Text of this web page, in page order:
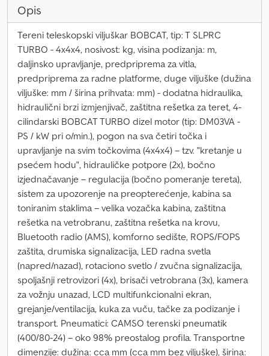
Opis
Tereni teleskopski viljuškar BOBCAT, tip: T SLPRC
TURBO - 4x4x4, nosivost: kg, visina podizanja: m,
daljinsko upravljanje, predpriprema za vitla,
predpriprema za radne platforme, duge viljuške (dužina
viljuške: mm / širina prihvata: mm) - dodatna hidraulika,
hidraulični brzi izmjenjivač, zaštitna rešetka za teret, 4-
cilindarski BOBCAT TURBO dizel motor (tip: DM03VA -
PS / kW pri o/min.), pogon na sva četiri točka i
upravljanje na svim točkovima (4x4x4) – tzv. "kretanje u
psećem hodu", hidrauličke potpore (2x), bočno
izjednačavanje – regulacija (bočno pomeranje tereta),
sistem za upozorenje na preopterećenje, kabina sa
toniranim staklima – velika vozačka kabina, zaštitna
rešetka na vetrobranu, zaštitna rešetka na krovu,
Bluetooth radio (AMS), komforno sedište, ROPS/FOPS
zaštita, drumiska signalizacija, LED radna svetla
(napred/nazad), rotaciono svetlo / zvučna signalizacija,
spoljašnji retrovizori (4x), brisači vetrobrana (3x), kamera
za vožnju unazad, LCD multifunkcionalni ekran,
grejanje/ventilacija, kuka za vuču, tačke za podizanje i
transport. Pneumatici: CAMSO terenski pneumatik
(400/80-24) – oko 98% preostalog profila. Transportne
dimenzije: dužina: cca mm (cca mm bez viljuške), širina: